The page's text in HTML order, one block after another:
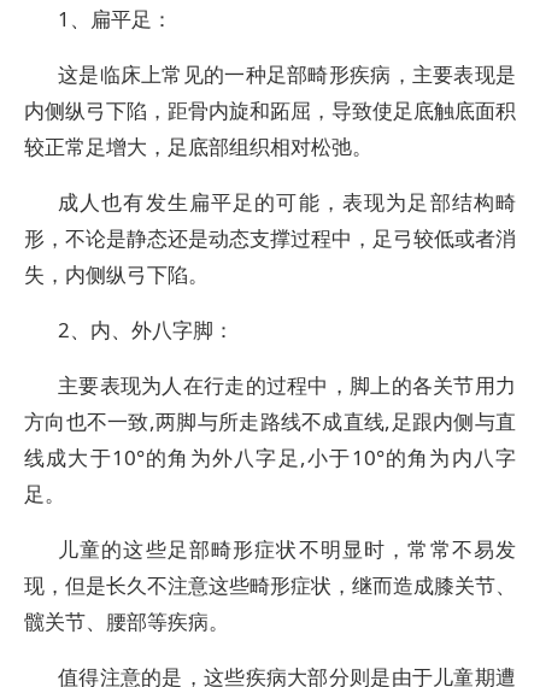
1、扁平足：
这是临床上常见的一种足部畸形疾病，主要表现是
内侧纵弓下陷，距骨内旋和跖屈，导致使足底触底面积
较正常足增大，足底部组织相对松弛。
成人也有发生扁平足的可能，表现为足部结构畸
形，不论是静态还是动态支撑过程中，足弓较低或者消
失，内侧纵弓下陷。
2、内、外八字脚：
主要表现为人在行走的过程中，脚上的各关节用力
方向也不一致,两脚与所走路线不成直线,足跟内侧与直
线成大于10°的角为外八字足,小于10°的角为内八字
足。
儿童的这些足部畸形症状不明显时，常常不易发
现，但是长久不注意这些畸形症状，继而造成膝关节、
髋关节、腰部等疾病。
值得注意的是，这些疾病大部分则是由于儿童期遭